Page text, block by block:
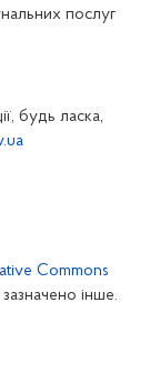
послуг
будь ласка,
Commons
інше.